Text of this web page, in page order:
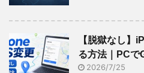
【脱獄なし】
る方法｜PCで
2026/7/25